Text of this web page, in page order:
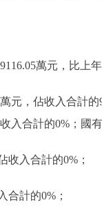
萬元，比上
元，佔收入合計
入合計的0%；國
收入合計的0%；
合計的0%；